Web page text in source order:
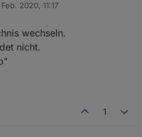
iobroker1:/opt/iobroker# apt-
gelesen... Fertig
wird aufgebaut.
werden eingelesen....
2020, 11:17
wechseln.
nicht.
1